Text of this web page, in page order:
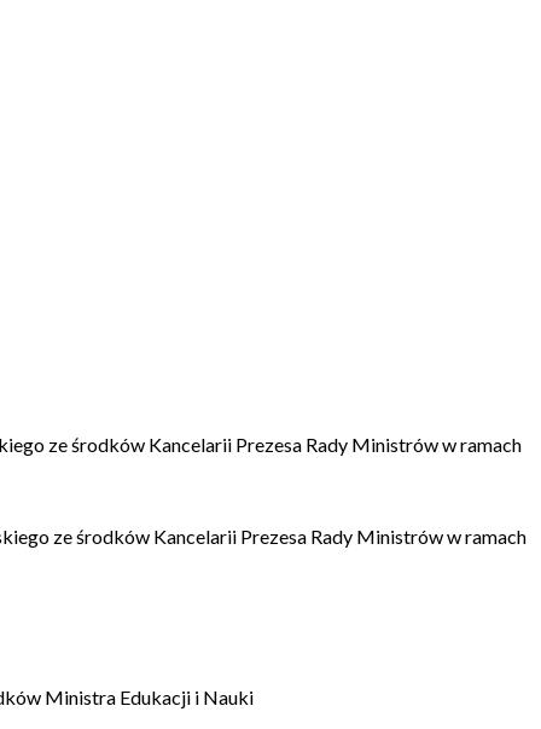
ze środków Kancelarii Prezesa Rady Ministrów w ramach
ze środków Kancelarii Prezesa Rady Ministrów w ramach
Ministra Edukacji i Nauki